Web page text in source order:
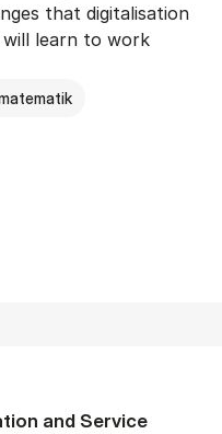
that digitalisation
learn to work
Busi­ness Ad­min­is­tra­tion
and Ser­vice